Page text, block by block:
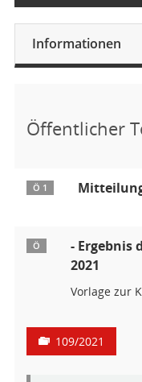
Informationen
Öffentlicher
Ö 1
Ö
- Ergebnis
2021
Vorlage zur
109/2021